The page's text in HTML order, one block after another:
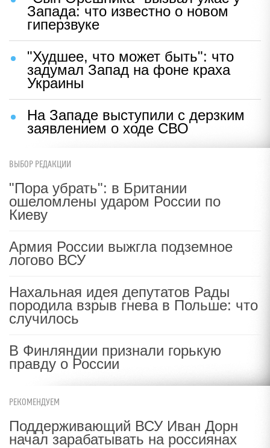
Запада: что известно о новом
гиперзвуке
"Худшее, что может быть": что
задумал Запад на фоне краха
Украины
На Западе выступили с дерзким
заявлением о ходе СВО
ВЫБОР РЕДАКЦИИ
"Пора убрать": в Британии
ошеломлены ударом России по
Киеву
Армия России выжгла подземное
логово ВСУ
Нахальная идея депутатов Рады
породила взрыв гнева в Польше: что
случилось
В Финляндии признали горькую
правду о России
РЕКОМЕНДУЕМ
Поддерживающий ВСУ Иван Дорн
начал зарабатывать на россиянах